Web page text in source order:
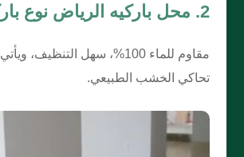
2. محل باركيه الرياض نوع باركيه PVC:
مقاوم للماء 100%، سهل التنظيف،
تحاكي الخشب الطبيعي.